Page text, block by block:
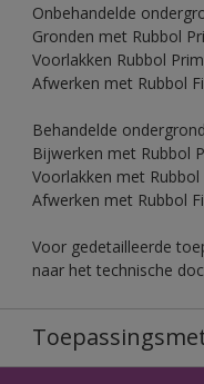
Onbehandelde
Gronden met Rubbol
Voorlakken Rubbol
Afwerken met Rubbol
Behandelde
Bijwerken met Rubbol
Voorlakken met Rubbol
Afwerken met Rubbol
Voor gedetailleerde
naar het technische